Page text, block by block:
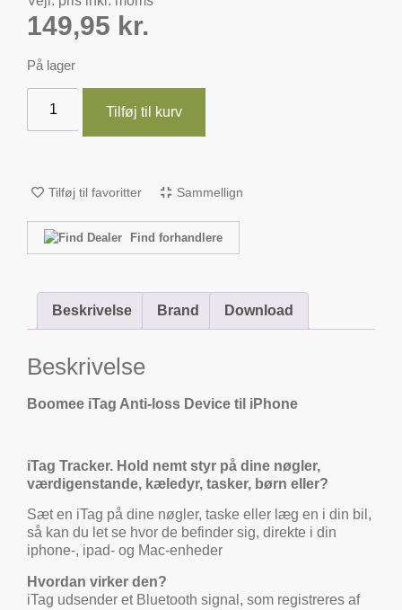
149,95 kr.
På lager
Tilføj til kurv
Tilføj til favoritter Sammellign
Find forhandlere
Beskrivelse Brand Download
Beskrivelse
Boomee iTag Anti-loss Device til iPhone
iTag Tracker. Hold nemt styr på dine nøgler,
værdigenstande, kæledyr, tasker, børn eller?
Sæt en iTag på dine nøgler, taske eller læg en i din bil,
så kan du let se hvor de befinder sig, direkte i din
iphone-, ipad- og Mac-enheder
Hvordan virker den?
iTag udsender et Bluetooth signal, som registreres af